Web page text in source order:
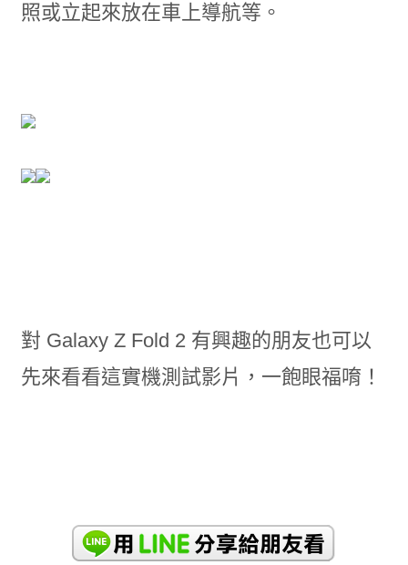
照或立起來放在車上導航等。
對 Galaxy Z Fold 2 有興趣的朋友也可以
先來看看這實機測試影片，一飽眼福唷！